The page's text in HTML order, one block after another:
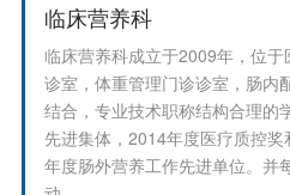
临床营养科
临床营养科成立于2009年，位
诊室，体重管理门诊诊室，肠内
结合，专业技术职称结构合理的
先进集体，2014年度医疗质控
年度肠外营养工作先进单位。并